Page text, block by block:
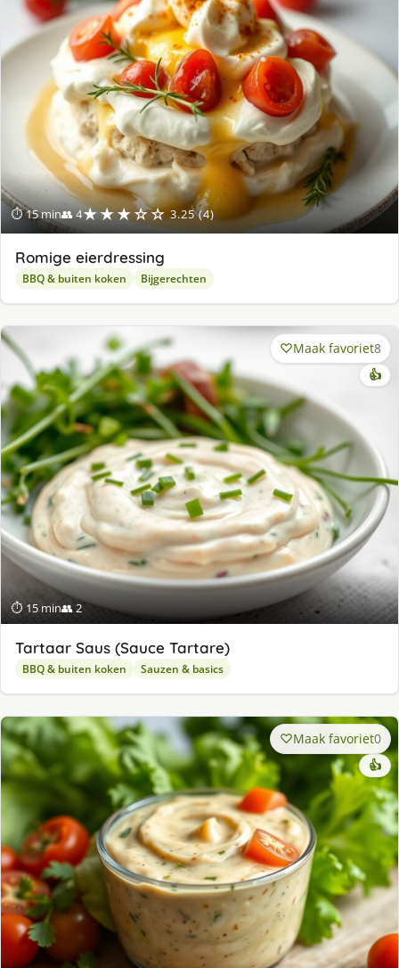
⏱ 15 min👥 4★★★☆☆ 3.25 (4)
Romige eierdressing
BBQ & buiten koken Bijgerechten
⏱ 15 min👥 2
Maak favoriet8
👍
Tartaar Saus (Sauce Tartare)
BBQ & buiten koken Sauzen & basics
Maak favoriet0
👍